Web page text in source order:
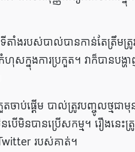
ទីតាំងរបស់បាល់បានកាន់តែត្រឹម
សក្នុងការប្រកួត។ វាក៏បានប
ផ្តើម បាល់ត្រូវបញ្ចូលថ្មជាមុ
មិនបានប្រើសកម្ម។ រឿងនេះត្
របស់គាត់។